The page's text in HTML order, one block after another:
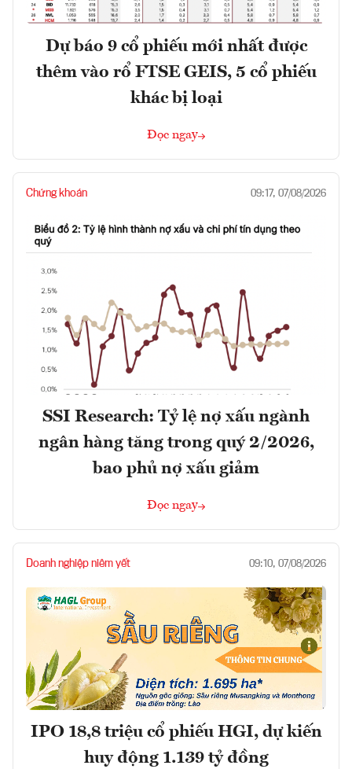
Dự báo 9 cổ phiếu mới nhất được
thêm vào rổ FTSE GEIS, 5 cổ phiếu
khác bị loại
Đọc ngay
Chứng khoán 09:17, 07/08/2026
SSI Research: Tỷ lệ nợ xấu ngành
ngân hàng tăng trong quý 2/2026,
bao phủ nợ xấu giảm
Đọc ngay
Doanh nghiệp niêm yết 09:10, 07/08/2026
IPO 18,8 triệu cổ phiếu HGI, dự kiến
huy động 1.139 tỷ đồng